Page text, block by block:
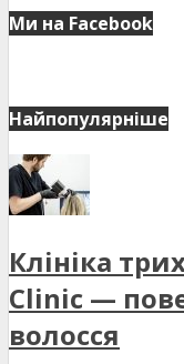
Ми на Facebook
Найпопулярніше
Клініка
Clinic —
волосся